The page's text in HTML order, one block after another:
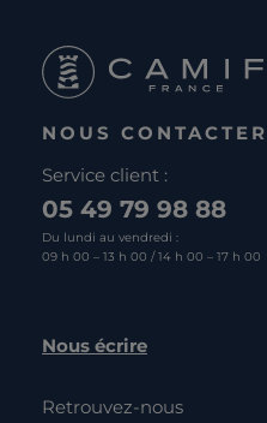
NOUS CONTACTER
Service client :
05 49 79 98 88
Du lundi au vendredi :
09 h 00 – 13 h 00 / 14 h 00 – 17 h 00
Nous écrire
Retrouvez-nous